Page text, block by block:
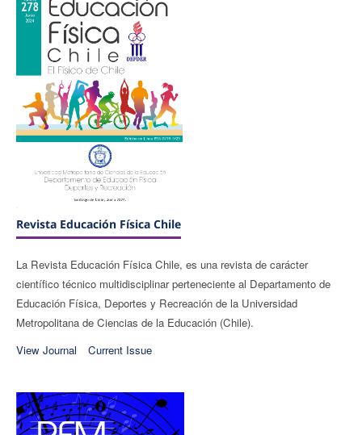
Revista Educación Física Chile
La Revista Educación Física Chile, es una revista de carácter
científico técnico multidisciplinar perteneciente al Departamento de
Educación Física, Deportes y Recreación de la Universidad
Metropolitana de Ciencias de la Educación (Chile).
View Journal
Current Issue